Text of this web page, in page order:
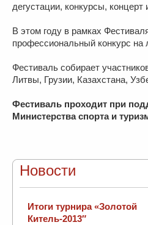
дегустации, конкурсы,
В этом году в рамках
профессиональный конкурс на
Фестиваль собирает
Литвы, Грузии, Казахстана,
Фестиваль проходит при
Министерства спорта и
Новости
Итоги турнира «Золотой
Китель-2013″